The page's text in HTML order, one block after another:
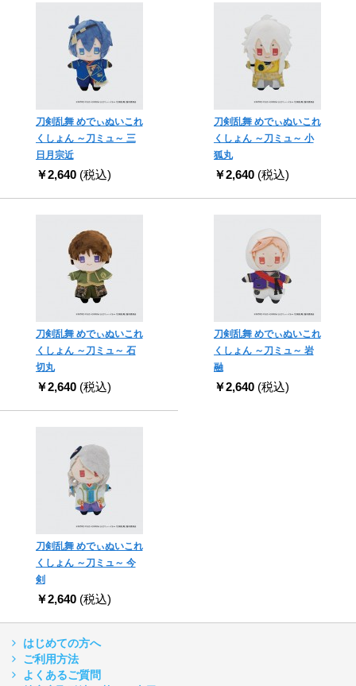
刀剣乱舞 めでぃぬいこれ
くしょん ～刀ミュ～ 三
日月宗近
￥2,640 (税込)
刀剣乱舞 めでぃぬいこれ
くしょん ～刀ミュ～ 小
狐丸
￥2,640 (税込)
刀剣乱舞 めでぃぬいこれ
くしょん ～刀ミュ～ 石
切丸
￥2,640 (税込)
刀剣乱舞 めでぃぬいこれ
くしょん ～刀ミュ～ 岩
融
￥2,640 (税込)
刀剣乱舞 めでぃぬいこれ
くしょん ～刀ミュ～ 今
剣
￥2,640 (税込)
はじめての方へ
ご利用方法
よくあるご質問